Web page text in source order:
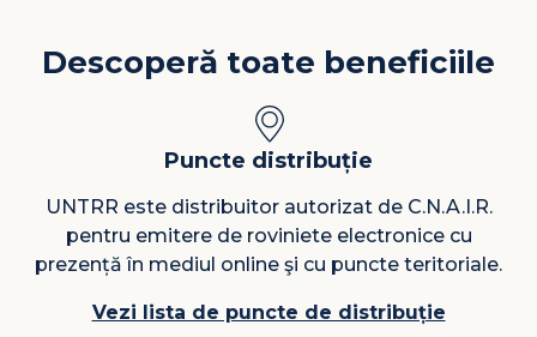
Descoperă toate beneficiile
Puncte distribuție
UNTRR este distribuitor autorizat de C.N.A.I.R.
pentru emitere de roviniete electronice cu
prezență în mediul online şi cu puncte teritoriale.
Vezi lista de puncte de distribuție